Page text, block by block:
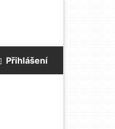
Přihlášení